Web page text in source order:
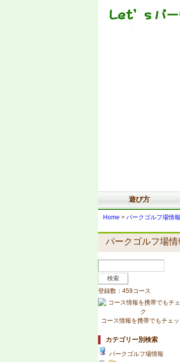
遊び方
Home > パークゴルフ場情報
パークゴルフ場情
登録数：459コース
コース情報を携帯でもチェッ
カテゴリー別検索
パークゴルフ場情報